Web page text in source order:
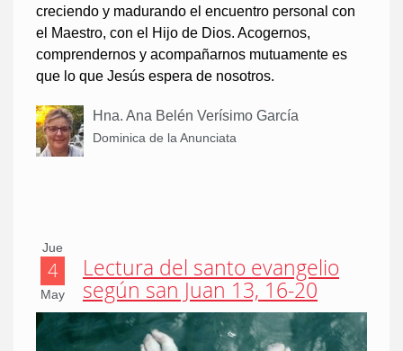
creciendo y madurando el encuentro personal con
el Maestro, con el Hijo de Dios. Acogernos,
comprendernos y acompañarnos mutuamente es
que lo que Jesús espera de nosotros.
Hna. Ana Belén Verísimo García
Dominica de la Anunciata
Jue
4
May
Lectura del santo evangelio
según san Juan 13, 16-20